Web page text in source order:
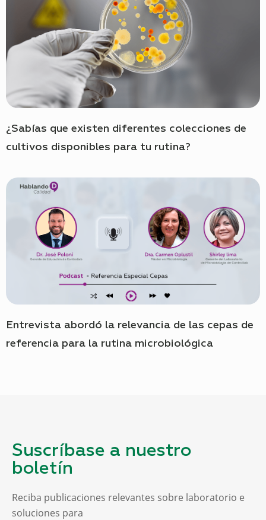
¿Sabías que existen diferentes colecciones de
cultivos disponibles para tu rutina?
Entrevista abordó la relevancia de las cepas de
referencia para la rutina microbiológica
Suscríbase a nuestro
boletín
Reciba publicaciones relevantes sobre laboratorio e
soluciones para